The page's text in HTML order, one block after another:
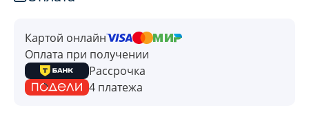
Картой онлайн
Оплата при получении
Рассрочка
4 платежа